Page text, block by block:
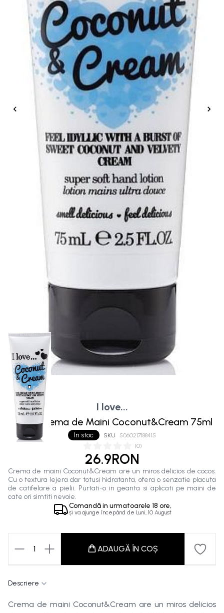
(0)
In stoc SKU 5060217188415
I love...
I Love Crema de Maini Coconut&Cream 75ml
26.9RON
Crema de maini Coconut&Cream are un miros delicios de cocos.
Cu o textura lejera dar totusi hidratanta, ofera o senzatie placuta
de catifelare a pielii. Purtati-o in geanta si aplicati pe maini de
cate ori simtiti nevoie.
Comandă in urmatoarele 18 ore,
și va ajunge începând de Luni, 10 August
1 ADAUGĂ ÎN COȘ
Descriere
Crema de maini Coconut&Cream are un miros delicios